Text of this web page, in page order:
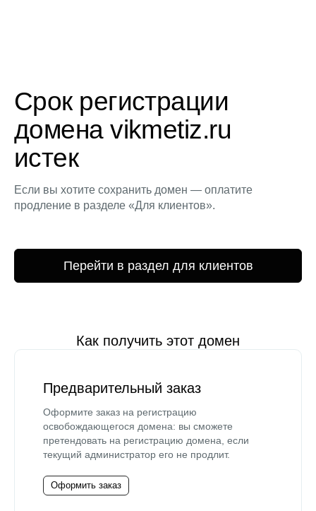
Срок регистрации
домена vikmetiz.ru
истек
Если вы хотите сохранить домен — оплатите
продление в разделе «Для клиентов».
Перейти в раздел для клиентов
Как получить этот домен
Предварительный заказ
Оформите заказ на регистрацию
освобождающегося домена: вы сможете
претендовать на регистрацию домена, если
текущий администратор его не продлит.
Оформить заказ